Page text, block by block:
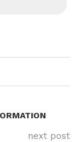
next post